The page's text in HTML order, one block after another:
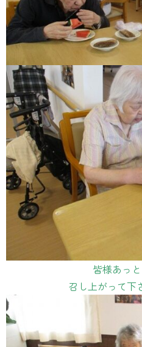
皆様あっ
召し上がって下